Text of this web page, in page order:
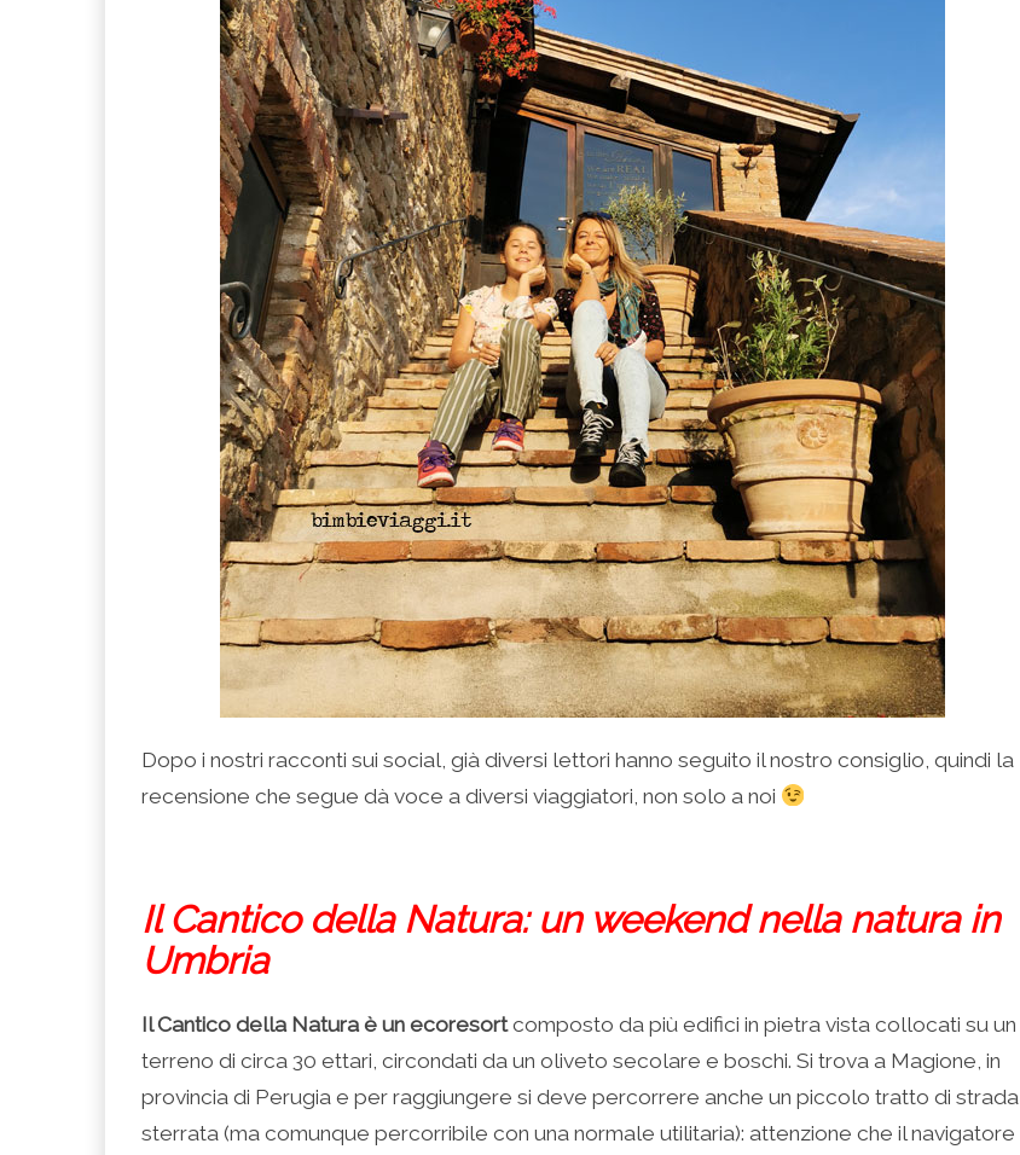
Dopo i nostri racconti sui social, già diversi lettori hanno seguito il nostro consiglio, quindi la
recensione che segue dà voce a diversi viaggiatori, non solo a noi
Il Cantico della Natura: un weekend nella natura in
Umbria
Il Cantico della Natura è un ecoresortcomposto da più edifici in pietra vista collocati su un
terreno di circa 30 ettari, circondati da un oliveto secolare e boschi. Si trova a Magione, in
provincia di Perugia e per raggiungere si deve percorrere anche un piccolo tratto di strada
sterrata (ma comunque percorribile con una normale utilitaria): attenzione che il navigatore